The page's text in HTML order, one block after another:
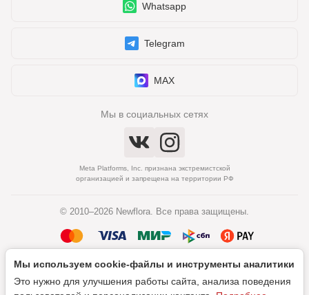
Whatsapp
Telegram
MAX
Мы в социальных сетях
Meta Platforms, Inc. признана экстремистской
организацией и запрещена на территории РФ
© 2010–2026 Newflora. Все права защищены.
Политика обработки персональных данных
Мы используем cookie‑файлы и инструменты аналитики
Это нужно для улучшения работы сайта, анализа поведения